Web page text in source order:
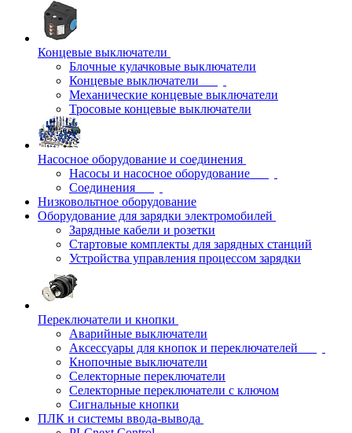
Концевые выключатели
Блочные кулачковые выключатели
Концевые выключатели
Механические концевые выключатели
Тросовые концевые выключатели
Насосное оборудование и соединения
Насосы и насосное оборудование
Соединения
Низковольтное оборудование
Оборудование для зарядки электромобилей
Зарядные кабели и розетки
Стартовые комплекты для зарядных станций
Устройства управления процессом зарядки
Переключатели и кнопки
Аварийные выключатели
Аксессуары для кнопок и переключателей
Кнопочные выключатели
Селекторные переключатели
Селекторные переключатели с ключом
Сигнальные кнопки
ПЛК и системы ввода-вывода